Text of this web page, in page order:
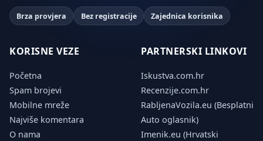
Brza provjera Bez registracije Zajednica korisnika
KORISNE VEZE
Početna
Spam brojevi
Mobilne mreže
Najviše komentara
O nama
PARTNERSKI LINKOVI
Iskustva.com.hr
Recenzije.com.hr
RabljenaVozila.eu (Besplatni
Auto oglasnik)
Imenik.eu (Hrvatski